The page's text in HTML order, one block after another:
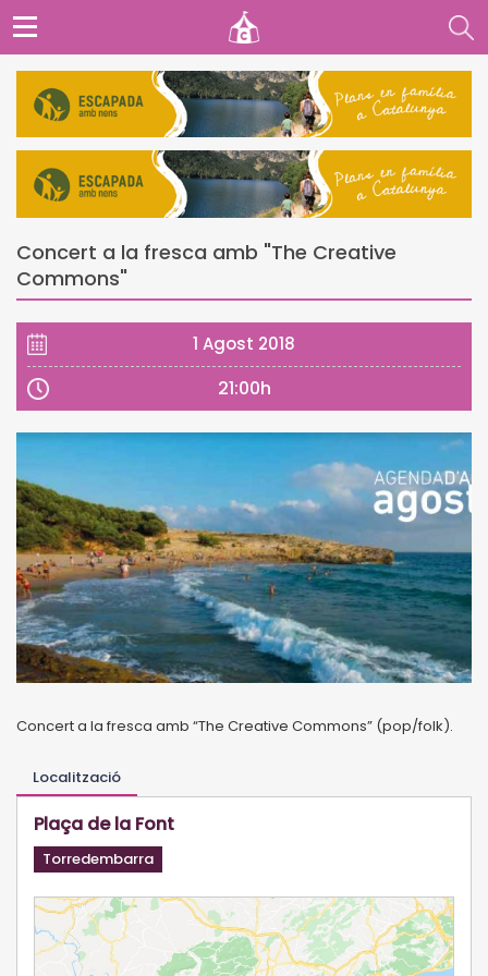
Concert a la fresca amb "The Creative
Commons"
1 Agost 2018
21:00h
Concert a la fresca amb “The Creative Commons” (pop/folk).
Localització
Plaça de la Font
Torredembarra